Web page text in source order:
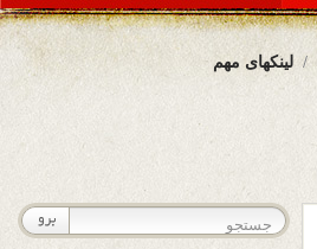
لینکهای مهم